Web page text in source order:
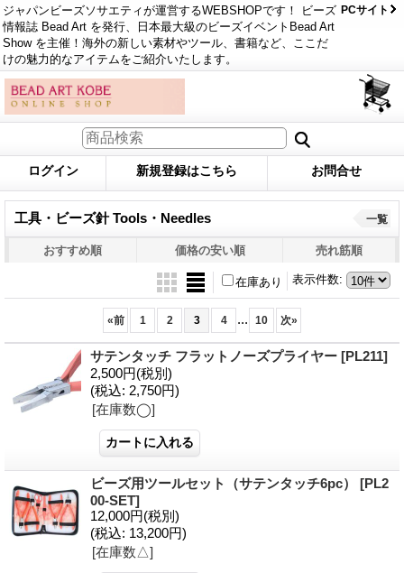
ジャパンビーズソサエティが運営するWEBSHOPです！ ビーズ
情報誌 Bead Art を発行、日本最大級のビーズイベントBead Art
Show を主催！海外の新しい素材やツール、書籍など、ここだ
けの魅力的なアイテムをご紹介いたします。
PCサイト
ログイン 新規登録はこちら お問合せ
工具・ビーズ針 Tools・Needles 一覧
おすすめ順 価格の安い順 売れ筋順
表示件数:
在庫あり
«前 1 2 3 4 ... 10 次»
サテンタッチ フラットノーズプライヤー [PL211]
2,500円(税別)
(税込: 2,750円)
[在庫数◯]
ビーズ用ツールセット（サテンタッチ6pc） [PL2
00-SET]
12,000円(税別)
(税込: 13,200円)
[在庫数△]